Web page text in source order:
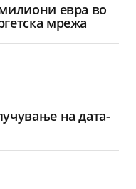
евра во
мрежа
на дата-